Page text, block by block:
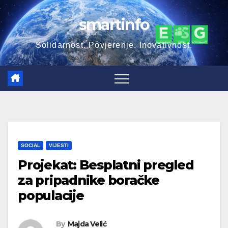
Skip
to
content
smartinfo
Solidarnost. Povjerenje. Inovativnost.
SOCIAL VIJESTI
Projekat: Besplatni pregled
za pripadnike boračke
populacije
By Majda Velić